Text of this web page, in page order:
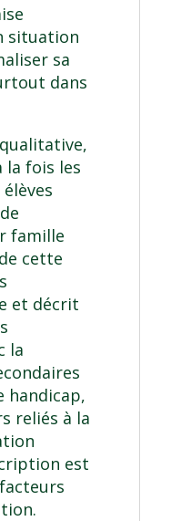
situation
sa
dans
la fois les
famille
cette
et décrit
la
handicap,
reliés à la
est